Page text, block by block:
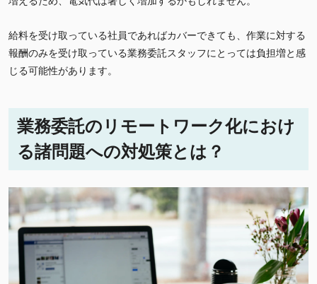
給料を受け取っている社員であればカバーできても、作業に対する
報酬のみを受け取っている業務委託スタッフにとっては負担増と感
じる可能性があります。
業務委託のリモートワーク化におけ
る諸問題への対処策とは？